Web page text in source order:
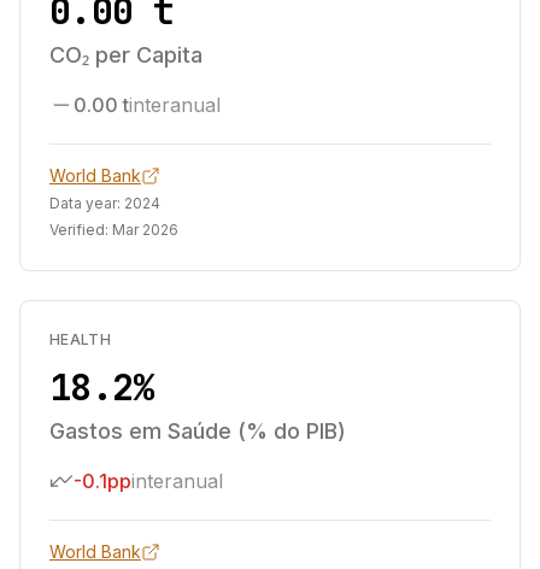
0.00 t
CO₂ per Capita
0.00 tinteranual
World Bank
Data year: 2024
Verified: Mar 2026
HEALTH
18.2%
Gastos em Saúde (% do PIB)
-0.1ppinteranual
World Bank